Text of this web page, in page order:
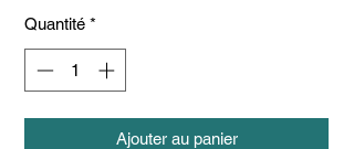
Quantité *
Ajouter au panier